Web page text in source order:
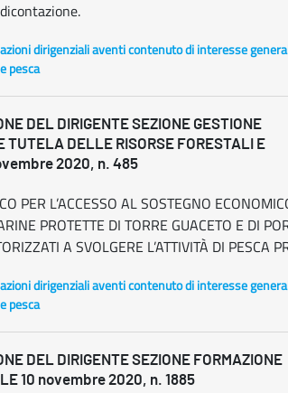
dirigenziali aventi contenuto di interesse
pesca
DEL DIRIGENTE SEZIONE GESTIONE
TUTELA DELLE RISORSE FORESTALI E
2020, n. 485
PER L’ACCESSO AL SOSTEGNO
PROTETTE DI TORRE GUACETO E DI
A SVOLGERE L’ATTIVITÀ DI PESCA
dirigenziali aventi contenuto di interesse
pesca
DEL DIRIGENTE SEZIONE FORMAZIONE
10 novembre 2020, n. 1885